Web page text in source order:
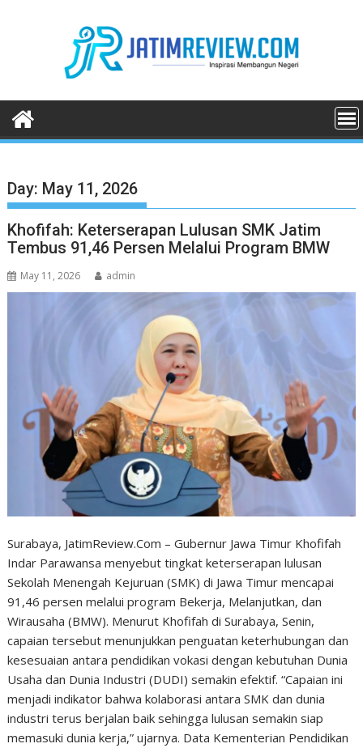
Day: May 11, 2026
Khofifah: Keterserapan Lulusan SMK Jatim
Tembus 91,46 Persen Melalui Program BMW
May 11, 2026 admin
Surabaya, JatimReview.Com – Gubernur Jawa Timur Khofifah
Indar Parawansa menyebut tingkat keterserapan lulusan
Sekolah Menengah Kejuruan (SMK) di Jawa Timur mencapai
91,46 persen melalui program Bekerja, Melanjutkan, dan
Wirausaha (BMW). Menurut Khofifah di Surabaya, Senin,
capaian tersebut menunjukkan penguatan keterhubungan dan
kesesuaian antara pendidikan vokasi dengan kebutuhan Dunia
Usaha dan Dunia Industri (DUDI) semakin efektif. “Capaian ini
menjadi indikator bahwa kolaborasi antara SMK dan dunia
industri terus berjalan baik sehingga lulusan semakin siap
memasuki dunia kerja,” ujarnya. Data Kementerian Pendidikan